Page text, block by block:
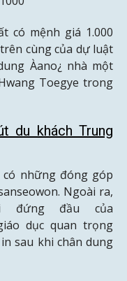
có mệnh giá 1.000
cùng của dự luật
Àano¿ nhà một
Toegye trong
du khách Trung
những đóng góp
Ngoài ra,
đứng đầu của
dục quan trọng
sau khi chân dung